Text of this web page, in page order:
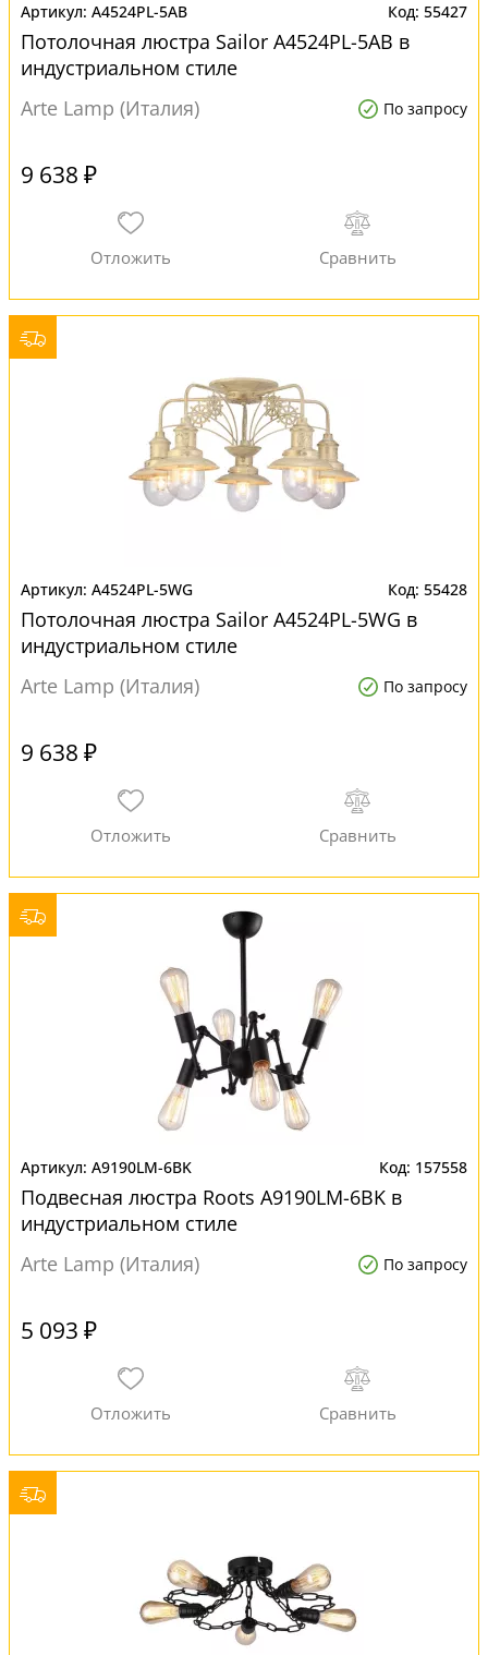
A4524PL-5AB 55427
Потолочная люстра Sailor A4524PL-5AB в
индустриальном стиле
Arte Lamp (Италия)
По запросу
9 638 ₽
A4524PL-5WG 55428
Потолочная люстра Sailor A4524PL-5WG в
индустриальном стиле
Arte Lamp (Италия)
По запросу
9 638 ₽
A9190LM-6BK 157558
Подвесная люстра Roots A9190LM-6BK в
индустриальном стиле
Arte Lamp (Италия)
По запросу
5 093 ₽